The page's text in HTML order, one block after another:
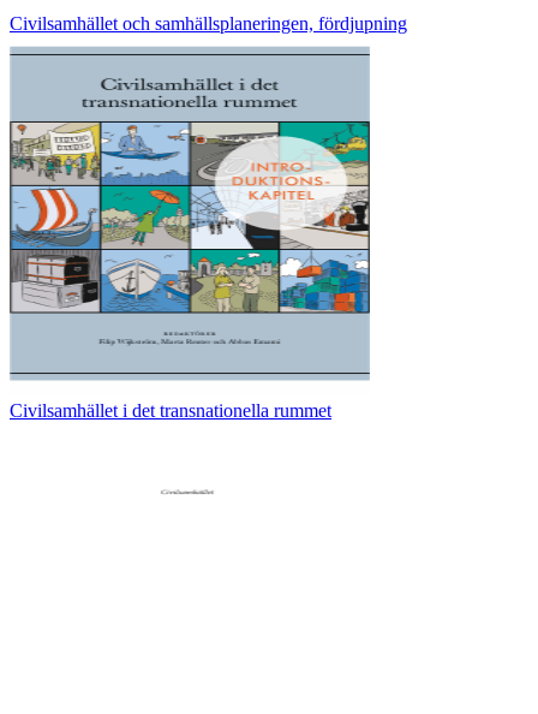
Civilsamhället och samhällsplaneringen, fördjupning
Civilsamhället i det transnationella rummet